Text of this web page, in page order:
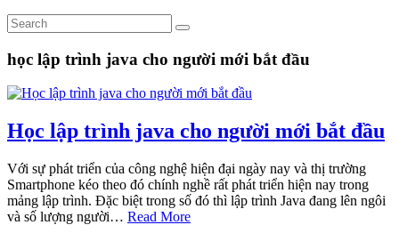
học lập trình java cho người mới bắt đầu
Học lập trình java cho người mới bắt đầu
Với sự phát triển của công nghệ hiện đại ngày nay và thị trường
Smartphone kéo theo đó chính nghề rất phát triển hiện nay trong
mảng lập trình. Đặc biệt trong số đó thì lập trình Java đang lên ngôi
và số lượng người… Read More